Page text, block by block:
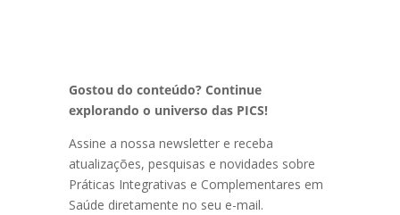
Gostou do conteúdo? Continue
explorando o universo das PICS!
Assine a nossa newsletter e receba
atualizações, pesquisas e novidades sobre
Práticas Integrativas e Complementares em
Saúde diretamente no seu e-mail.